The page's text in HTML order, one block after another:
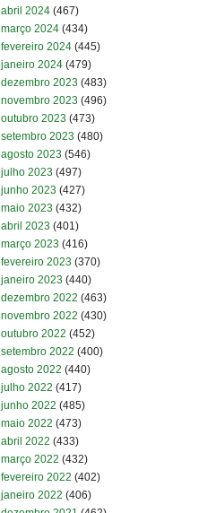
abril 2024 (467)
março 2024 (434)
fevereiro 2024 (445)
janeiro 2024 (479)
dezembro 2023 (483)
novembro 2023 (496)
outubro 2023 (473)
setembro 2023 (480)
agosto 2023 (546)
julho 2023 (497)
junho 2023 (427)
maio 2023 (432)
abril 2023 (401)
março 2023 (416)
fevereiro 2023 (370)
janeiro 2023 (440)
dezembro 2022 (463)
novembro 2022 (430)
outubro 2022 (452)
setembro 2022 (400)
agosto 2022 (440)
julho 2022 (417)
junho 2022 (485)
maio 2022 (473)
abril 2022 (433)
março 2022 (432)
fevereiro 2022 (402)
janeiro 2022 (406)